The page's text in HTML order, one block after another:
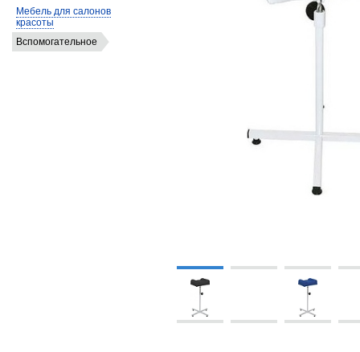
Мебель для салонов
красоты
Вспомогательное